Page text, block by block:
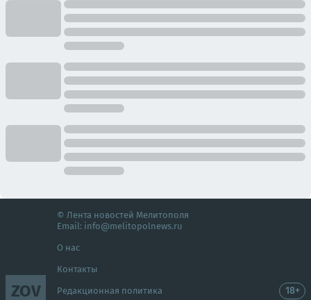
ZOV
© Лента новостей Мелитополя
Email: info@melitopolnews.ru
О нас
Контакты
Редакционная политика 18+